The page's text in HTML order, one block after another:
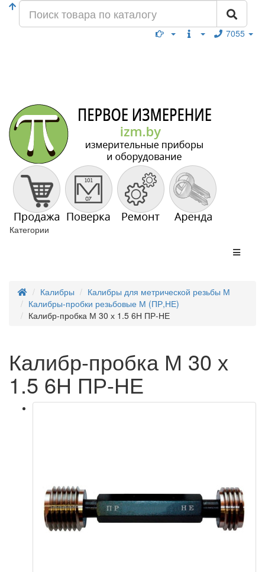
7055
Категории
Калибры
Калибры для метрической резьбы М
Калибры-пробки резьбовые М (ПР,НЕ)
Калибр-пробка М 30 х 1.5 6Н ПР-НЕ
Калибр-пробка М 30 х
1.5 6Н ПР-НЕ